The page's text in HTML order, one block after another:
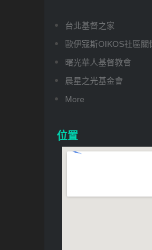
台北基督之家
歐伊寇斯OIKOS社區關
曙光華人基督教會
晨星之光基金會
More
位置